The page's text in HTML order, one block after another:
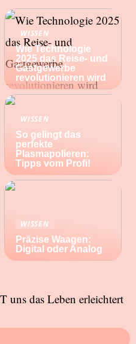
WISSEN
Wie Technologie
2025 das Reise- und
Gastgewerbe
revolutionieren wird
WISSEN
So gelingt das
perfekte
Plasmapolieren:
Tipps vom Profi!
WISSEN
Präzise Waagen:
Digital oder Analog
uns das Leben erleichtert